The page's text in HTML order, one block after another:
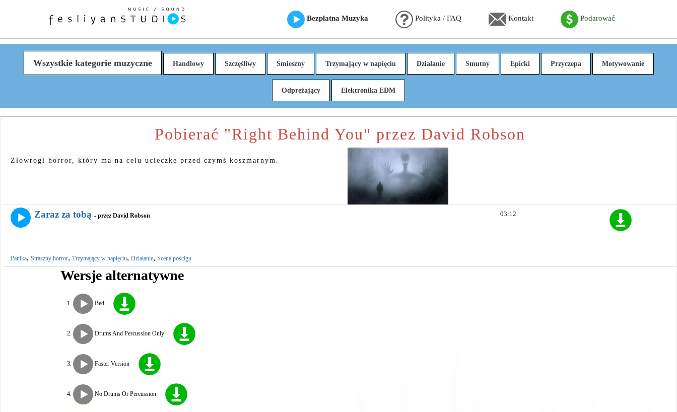
Bezpłatna Muzyka Polityka / FAQ Kontakt Podarować
Wszystkie kategorie muzyczne Handlowy Szczęśliwy Śmieszny Trzymający w napięciu Działanie Smutny Epicki Przyczepa Motywowanie
Odprężający Elektronika EDM
Pobierać "Right Behind You" przez David Robson
Złowrogi horror, który ma na celu ucieczkę przed czymś koszmarnym.
Zaraz za tobą - przez David Robson
Panika, Straszny horror, Trzymający w napięciu, Działanie, Scena pościgu
03:12
Wersje alternatywne
Bed
Drums And Percussion Only
Faster Version
No Drums Or Percussion